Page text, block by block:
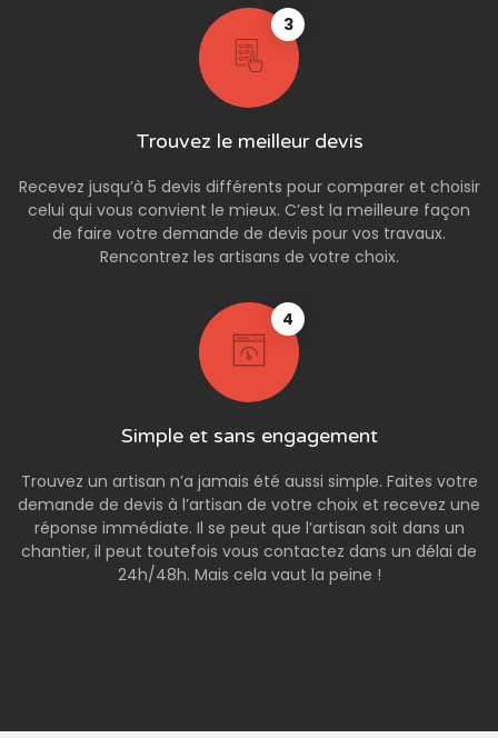
3
Trouvez le meilleur devis
Recevez jusqu’à 5 devis différents pour comparer et choisir
celui qui vous convient le mieux. C’est la meilleure façon
de faire votre demande de devis pour vos travaux.
Rencontrez les artisans de votre choix.
4
Simple et sans engagement
Trouvez un artisan n’a jamais été aussi simple. Faites votre
demande de devis à l’artisan de votre choix et recevez une
réponse immédiate. Il se peut que l’artisan soit dans un
chantier, il peut toutefois vous contactez dans un délai de
24h/48h. Mais cela vaut la peine !